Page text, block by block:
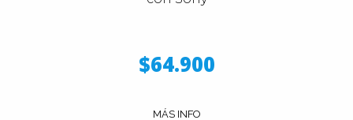
$64.900
MÁS INFO